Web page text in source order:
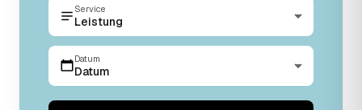
Service
Leistung
Datum
Datum